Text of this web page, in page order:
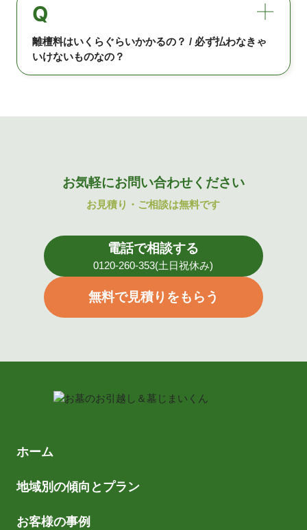
Q
離檀料はいくらぐらいかかるの？ / 必ず払わなきゃ
いけないものなの？
お気軽にお問い合わせください
お見積り・ご相談は無料です
電話で相談する
0120-260-353(土日祝休み)
無料で見積りをもらう
ホーム
地域別の傾向とプラン
お客様の事例